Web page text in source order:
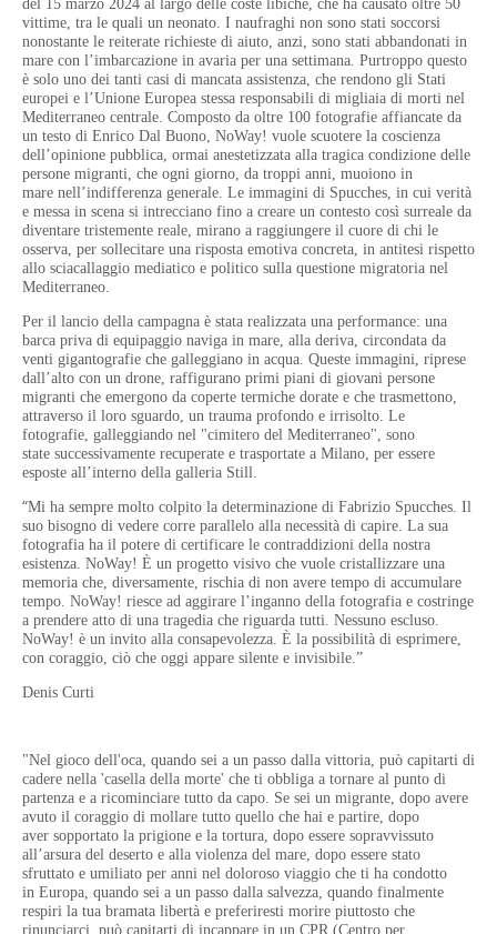
del 15 marzo 2024 al largo delle coste libiche, che ha causato oltre 50
vittime, tra le quali un neonato. I naufraghi non sono stati soccorsi
nonostante le reiterate richieste di aiuto, anzi, sono stati abbandonati in
mare con l’imbarcazione in avaria per una settimana. Purtroppo questo
è solo uno dei tanti casi di mancata assistenza, che rendono gli Stati
europei e l’Unione Europea stessa responsabili di migliaia di morti nel
Mediterraneo centrale. Composto da oltre 100 fotografie affiancate da
un testo di Enrico Dal Buono, NoWay! vuole scuotere la coscienza
dell’opinione pubblica, ormai anestetizzata alla tragica condizione delle
persone migranti, che ogni giorno, da troppi anni, muoiono in
mare nell’indifferenza generale. Le immagini di Spucches, in cui verità
e messa in scena si intrecciano fino a creare un contesto così surreale da
diventare tristemente reale, mirano a raggiungere il cuore di chi le
osserva, per sollecitare una risposta emotiva concreta, in antitesi rispetto
allo sciacallaggio mediatico e politico sulla questione migratoria nel
Mediterraneo.
Per il lancio della campagna è stata realizzata una performance: una
barca priva di equipaggio naviga in mare, alla deriva, circondata da
venti gigantografie che galleggiano in acqua. Queste immagini, riprese
dall’alto con un drone, raffigurano primi piani di giovani persone
migranti che emergono da coperte termiche dorate e che trasmettono,
attraverso il loro sguardo, un trauma profondo e irrisolto. Le
fotografie, galleggiando nel "cimitero del Mediterraneo", sono
state successivamente recuperate e trasportate a Milano, per essere
esposte all’interno della galleria Still.
“Mi ha sempre molto colpito la determinazione di Fabrizio Spucches. Il
suo bisogno di vedere corre parallelo alla necessità di capire. La sua
fotografia ha il potere di certificare le contraddizioni della nostra
esistenza. NoWay! È un progetto visivo che vuole cristallizzare una
memoria che, diversamente, rischia di non avere tempo di accumulare
tempo. NoWay! riesce ad aggirare l’inganno della fotografia e costringe
a prendere atto di una tragedia che riguarda tutti. Nessuno escluso.
NoWay! è un invito alla consapevolezza. È la possibilità di esprimere,
con coraggio, ciò che oggi appare silente e invisibile.”
Denis Curti
"Nel gioco dell'oca, quando sei a un passo dalla vittoria, può capitarti di
cadere nella 'casella della morte' che ti obbliga a tornare al punto di
partenza e a ricominciare tutto da capo. Se sei un migrante, dopo avere
avuto il coraggio di mollare tutto quello che hai e partire, dopo
aver sopportato la prigione e la tortura, dopo essere sopravvissuto
all’arsura del deserto e alla violenza del mare, dopo essere stato
sfruttato e umiliato per anni nel doloroso viaggio che ti ha condotto
in Europa, quando sei a un passo dalla salvezza, quando finalmente
respiri la tua bramata libertà e preferiresti morire piuttosto che
rinunciarci, può capitarti di incappare in un CPR (Centro per